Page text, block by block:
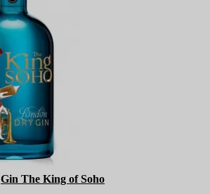
Gin The King of Soho